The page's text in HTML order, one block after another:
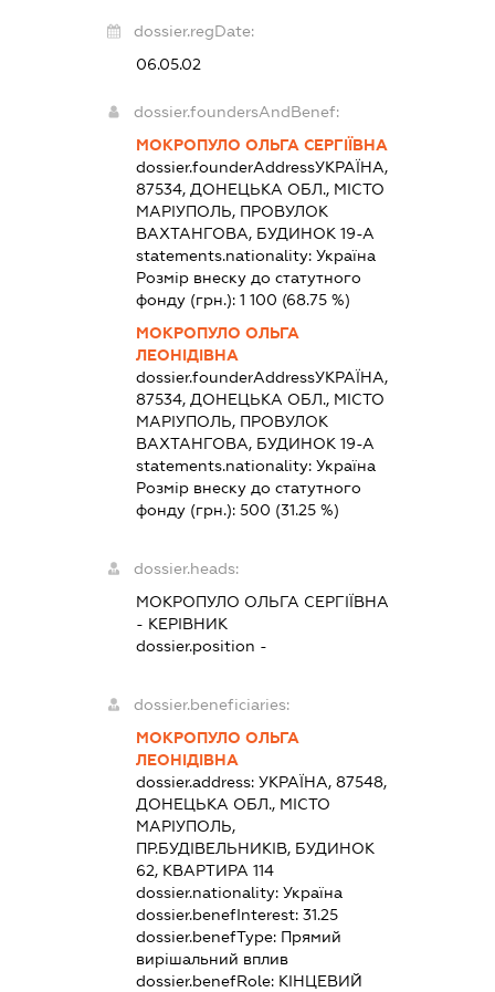
dossier.regDate:
06.05.02
dossier.foundersAndBenef:
МОКРОПУЛО ОЛЬГА СЕРГІЇВНА
dossier.founderAddressУКРАЇНА,
87534, ДОНЕЦЬКА ОБЛ., МІСТО
МАРІУПОЛЬ, ПРОВУЛОК
ВАХТАНГОВА, БУДИНОК 19-А
statements.nationality: Україна
Розмір внеску до статутного
фонду (грн.): 1 100 (68.75 %)
МОКРОПУЛО ОЛЬГА
ЛЕОНІДІВНА
dossier.founderAddressУКРАЇНА,
87534, ДОНЕЦЬКА ОБЛ., МІСТО
МАРІУПОЛЬ, ПРОВУЛОК
ВАХТАНГОВА, БУДИНОК 19-А
statements.nationality: Україна
Розмір внеску до статутного
фонду (грн.): 500 (31.25 %)
dossier.heads:
МОКРОПУЛО ОЛЬГА СЕРГІЇВНА
- КЕРІВНИК
dossier.position -
dossier.beneficiaries:
МОКРОПУЛО ОЛЬГА
ЛЕОНІДІВНА
dossier.address: УКРАЇНА, 87548,
ДОНЕЦЬКА ОБЛ., МІСТО
МАРІУПОЛЬ,
ПР.БУДІВЕЛЬНИКІВ, БУДИНОК
62, КВАРТИРА 114
dossier.nationality: Україна
dossier.benefInterest: 31.25
dossier.benefType: Прямий
вирішальний вплив
dossier.benefRole: КІНЦЕВИЙ